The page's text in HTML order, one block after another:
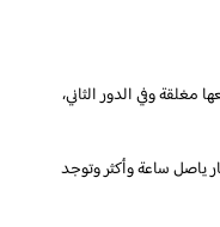
مغلقة وفي الدور الثاني،
ياصل ساعة وأكثر وتوجد